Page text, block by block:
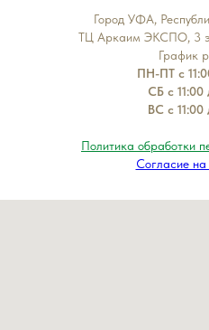
Город УФА,
ТЦ Аркаим ЭКСПО, 3
График
ПН-ПТ с
СБ с 11:00
ВС с 11:00
Политика обработки
Согласие на